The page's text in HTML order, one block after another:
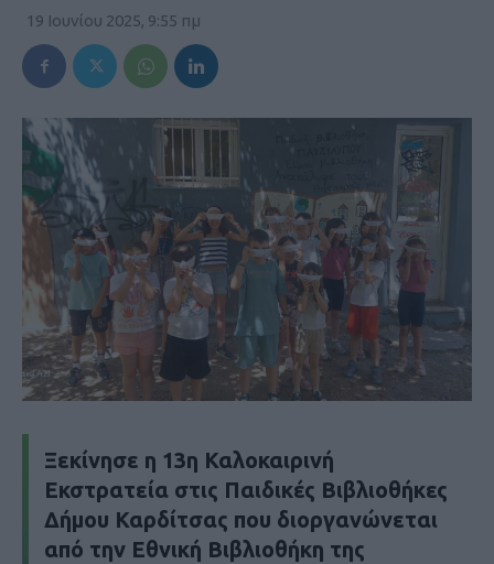
19 Ιουνίου 2025, 9:55 πμ
Ξεκίνησε η 13η Καλοκαιρινή
Εκστρατεία στις Παιδικές Βιβλιοθήκες
Δήμου Καρδίτσας που διοργανώνεται
από την Εθνική Βιβλιοθήκη της